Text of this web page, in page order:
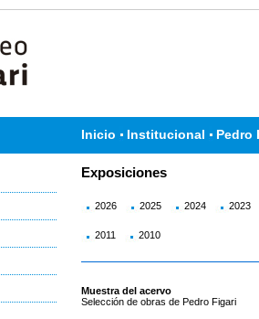
Inicio Institucional Pedro
Exposiciones
2026 2025 2024 2023
2011 2010
Muestra del acervo
Selección de obras de Pedro Figari